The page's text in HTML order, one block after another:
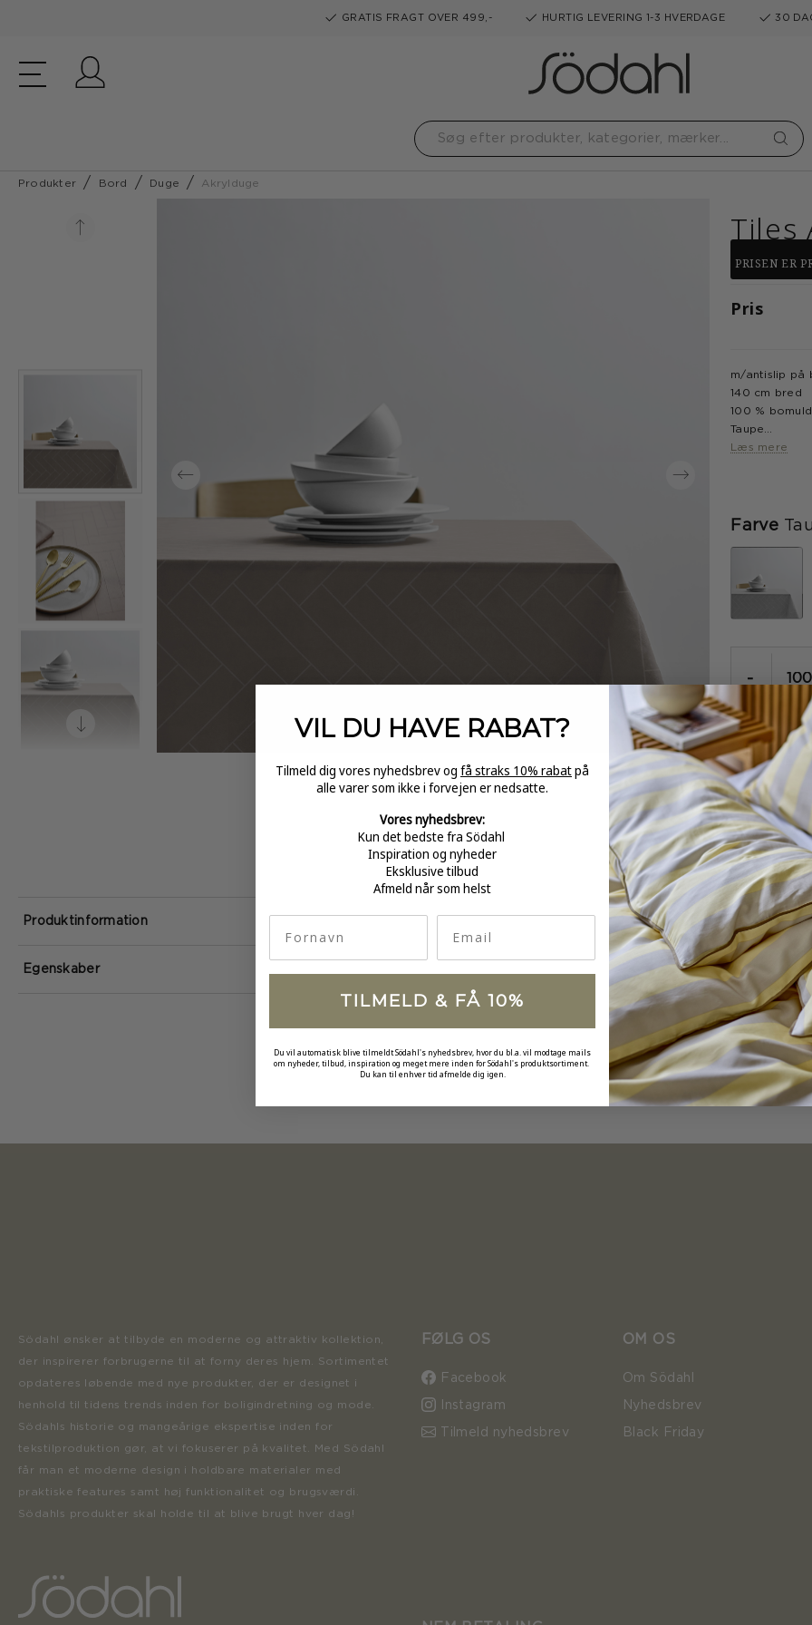
GRATIS FRAGT OVER 499,- HURTIG LEVERING 1-3 HVERDAGE 30
Produkter Bord Duge Akrylduge
Tiles
PRISEN ER
Pris
m/antislip på
140 cm bred
100 % bomuld
Taupe
Den længde,
muligt at
Læs mere
Farve
-
over
Egenskaber
Produktinformation
Södahl ønsker at tilbyde en moderne og attraktiv kollektion,
der inspirerer forbrugerne til at forny deres hjem. Sortimentet
opdateres løbende med nye produkter, der er designet i
henhold til tidens trends inden for boligindretning og mode.
Södahls historie og mangeårige ekspertise inden for
tekstilproduktion gør, at vi fokuserer på kvalitet. Med Södahl
får man et moderne design i holdbare materialer med
praktiske features samt høj funktionalitet og brugsværdi.
Södahls produkter skal holde til at blive brugt hver dag!
FØLG OS
Facebook
Instagram
Tilmeld nyhedsbrev
OM OS
Om Södahl
Nyhedsbrev
Black Friday
VIL DU HAVE RABAT?
Tilmeld dig vores nyhedsbrev og få straks 10% rabatpå
alle varer som ikke i forvejen er nedsatte.
Vores nyhedsbrev:
Kun det bedste fra Södahl
Inspiration og nyheder
Eksklusive tilbud
Afmeld når som helst
TILMELD & FÅ 10%
Du vil automatisk blive tilmeldt Södahl's nyhedsbrev, hvor du bl.a. vil modtage mails
om nyheder, tilbud, inspiration og meget mere inden for Södahl's produktsortiment.
Du kan til enhver tid afmelde dig igen.